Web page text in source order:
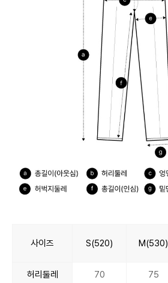
사이즈 S(520) M(530)
허리둘레 70 75